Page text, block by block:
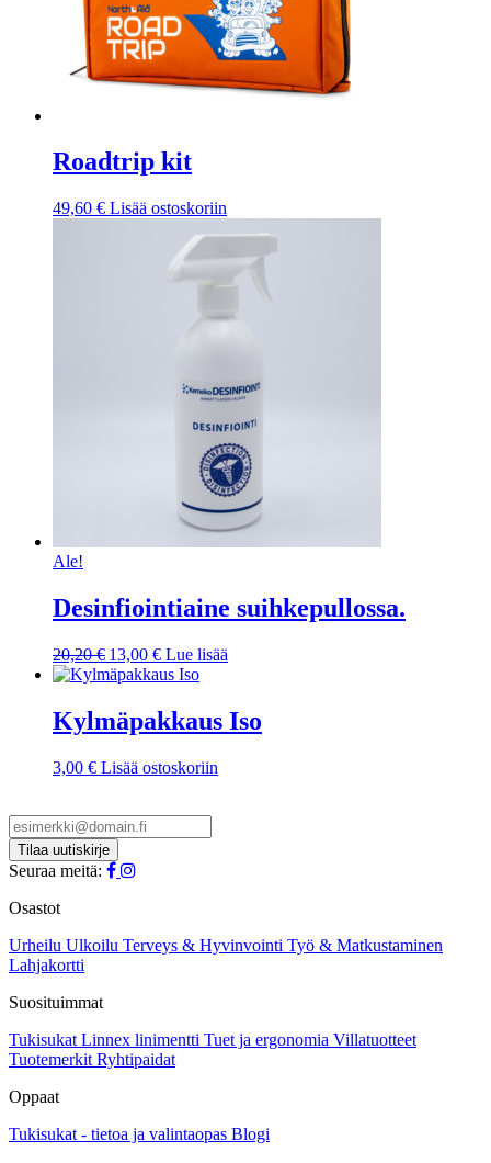
Roadtrip kit
49,60 € Lisää ostoskoriin
Ale!
Desinfiointiaine suihkepullossa.
20,20€ Alkuperäinen
hinta
20,20 €.
13,00 €Nykyinen
hinta
13,00 €.
Lue lisää
Kylmäpakkaus Iso
3,00 € Lisää ostoskoriin
Seuraa meitä:
Osastot
Urheilu Ulkoilu Terveys & Hyvinvointi Työ & Matkustaminen
Lahjakortti
Suosituimmat
Tukisukat Linnex linimentti Tuet ja ergonomia Villatuotteet
Tuotemerkit Ryhtipaidat
Oppaat
Tukisukat - tietoa ja valintaopas Blogi